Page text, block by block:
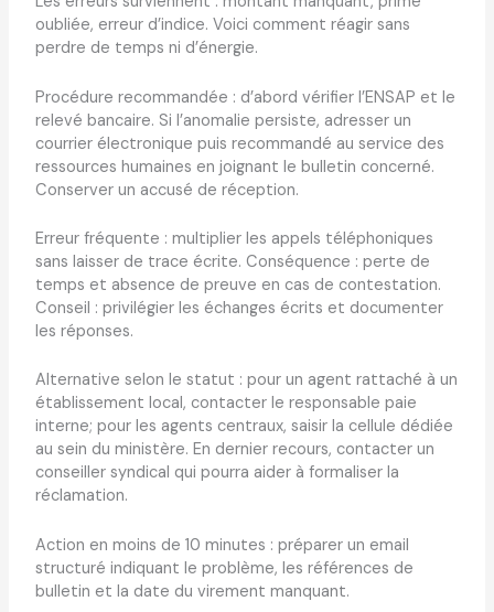
oubliée, erreur d’indice. Voici comment réagir sans
perdre de temps ni d’énergie.
Procédure recommandée : d’abord vérifier l’ENSAP et le
relevé bancaire. Si l’anomalie persiste, adresser un
courrier électronique puis recommandé au service des
ressources humaines en joignant le bulletin concerné.
Conserver un accusé de réception.
Erreur fréquente : multiplier les appels téléphoniques
sans laisser de trace écrite. Conséquence : perte de
temps et absence de preuve en cas de contestation.
Conseil : privilégier les échanges écrits et documenter
les réponses.
Alternative selon le statut : pour un agent rattaché à un
établissement local, contacter le responsable paie
interne; pour les agents centraux, saisir la cellule dédiée
au sein du ministère. En dernier recours, contacter un
conseiller syndical qui pourra aider à formaliser la
réclamation.
Action en moins de 10 minutes : préparer un email
structuré indiquant le problème, les références de
bulletin et la date du virement manquant.